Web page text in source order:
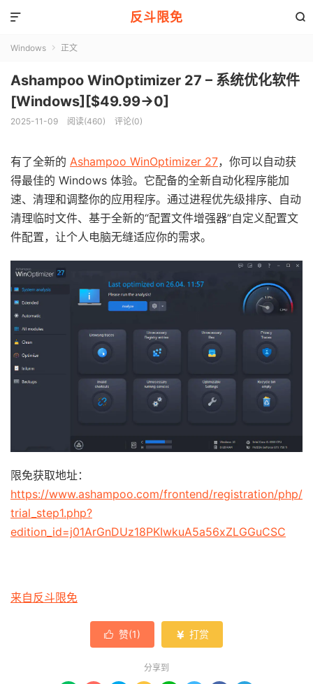
反斗限免 

Windows  正文
Ashampoo WinOptimizer 27 – 系统优化软件
[Windows][$49.99→0]
2025-11-09 阅读(460) 评论(0)
有了全新的 Ashampoo WinOptimizer 27，你可以自动获
得最佳的 Windows 体验。它配备的全新自动化程序能加
速、清理和调整你的应用程序。通过进程优先级排序、自动
清理临时文件、基于全新的“配置文件增强器”自定义配置文
件配置，让个人电脑无缝适应你的需求。
限免获取地址：
https://www.ashampoo.com/frontend/registration/php/
trial_step1.php?
edition_id=j01ArGnDUz18PKIwkuA5a56xZLGGuCSC
来自反斗限免
 赞(1)  打赏
分享到